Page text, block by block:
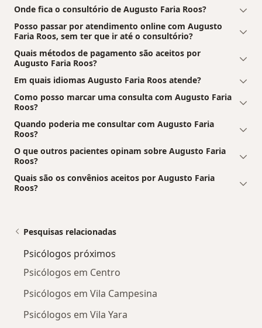
Onde fica o consultório de Augusto Faria Roos?
Posso passar por atendimento online com Augusto
Faria Roos, sem ter que ir até o consultório?
Quais métodos de pagamento são aceitos por
Augusto Faria Roos?
Em quais idiomas Augusto Faria Roos atende?
Como posso marcar uma consulta com Augusto Faria
Roos?
Quando poderia me consultar com Augusto Faria
Roos?
O que outros pacientes opinam sobre Augusto Faria
Roos?
Quais são os convênios aceitos por Augusto Faria
Roos?
Pesquisas relacionadas
Psicólogos próximos
Psicólogos em Centro
Psicólogos em Vila Campesina
Psicólogos em Vila Yara